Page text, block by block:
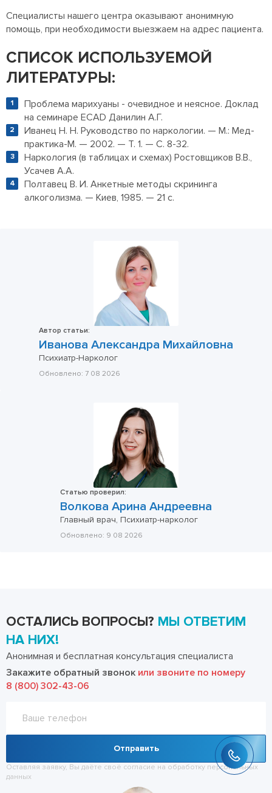
Специалисты нашего центра оказывают анонимную
помощь, при необходимости выезжаем на адрес пациента.
СПИСОК ИСПОЛЬЗУЕМОЙ
ЛИТЕРАТУРЫ:
Проблема марихуаны - очевидное и неясное. Доклад
на семинаре EСАD Данилин А.Г.
Иванец Н. Н. Руководство по наркологии. — М.: Мед-
практика-М. — 2002. — Т. 1. — С. 8-32.
Наркология (в таблицах и схемах) Ростовщиков В.В.,
Усачев А.А.
Полтавец В. И. Анкетные методы скрининга
алкоголизма. — Киев, 1985. — 21 с.
Автор статьи:
Иванова Александра Михайловна
Психиатр-Нарколог
Обновлено: 7 08 2026
Статью проверил:
Волкова Арина Андреевна
Главный врач, Психиатр-нарколог
Обновлено: 9 08 2026
ОСТАЛИСЬ ВОПРОСЫ? МЫ ОТВЕТИМ
НА НИХ!
Анонимная и бесплатная консультация специалиста
Закажите обратный звонок или звоните по номеру
8 (800) 302-43-06
Отправить
Оставляя заявку, Вы даёте своё согласие на обработку персональных
данных